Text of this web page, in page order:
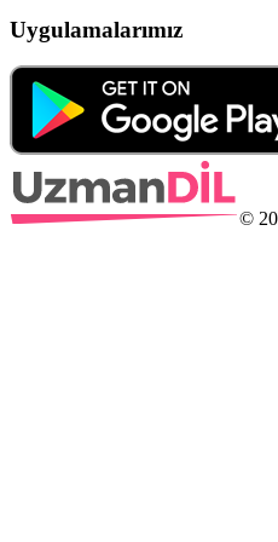
Uygulamalarımız
©